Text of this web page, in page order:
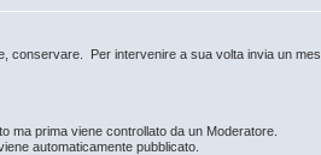
Per intervenire a sua volta invia un
ma prima viene controllato da un Moderatore.
automaticamente pubblicato.